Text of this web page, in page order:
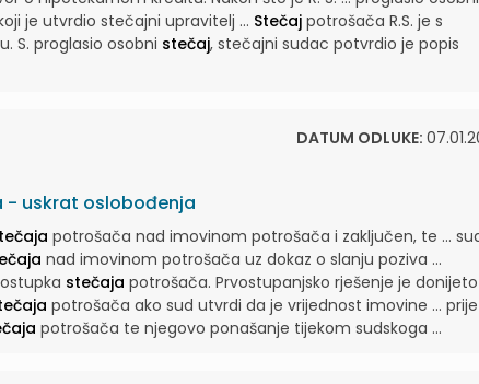
je utvrdio stečajni upravitelj ... Stečaj potrošača R.S. je s
S. proglasio osobni stečaj, stečajni sudac potvrdio je popis
DATUM ODLUKE:
uskrat oslobođenja
potrošača nad imovinom potrošača i zaključen, te ...
nad imovinom potrošača uz dokaz o slanju poziva ...
stečaja potrošača. Prvostupanjsko rješenje je donijeto
potrošača ako sud utvrdi da je vrijednost imovine ... prije
potrošača te njegovo ponašanje tijekom sudskoga ...